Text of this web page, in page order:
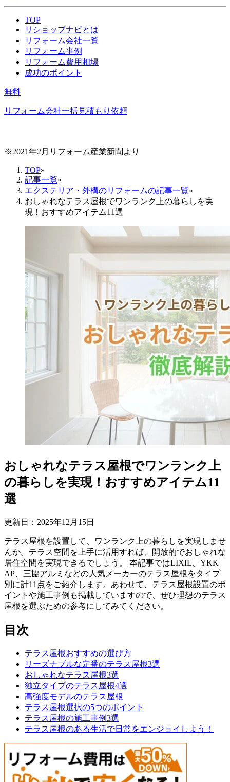
TOP
リショップナビとは
リフォーム会社一覧
リフォーム事例
リフォーム費用相場
成功のポイント
無料
リフォーム会社一括見積もり依頼
※2021年2月リフォーム産業新聞より
TOP»
記事一覧»
エクステリア・外構のリフォームの記事一覧»
おしゃれなテラス屋根でワンランク上の暮らしを実
現！おすすめアイテム11選
おしゃれなテラス屋根でワンランク上
の暮らしを実現！おすすめアイテム11
選
更新日： 2025年12 月 15日
テラス屋根を設置して、ワンランク上の暮らしを実現しませ
んか。テラス空間を上手に活用すれば、開放的でおしゃれな
居住空間を実現できるでしょう。 本記事ではLIXIL、YKK
AP、三協アルミなどの人気メーカーのテラス屋根をタイプ
別に計11点をご紹介します。あわせて、テラス屋根設置のポ
イントや施工事例も掲載していますので、ぜひ理想のテラス
屋根を選ぶための参考にしてみてください。
目次
テラス屋根おすすめの選び方
リーズナブルな定番のテラス屋根3選
おしゃれなテラス屋根3選
独立タイプのテラス屋根4選
高強度モデルのテラス屋根
テラス屋根選択の5つのポイント
テラス屋根の施工事例3選
テラス屋根のある生活で日常をエンジョイしよう！